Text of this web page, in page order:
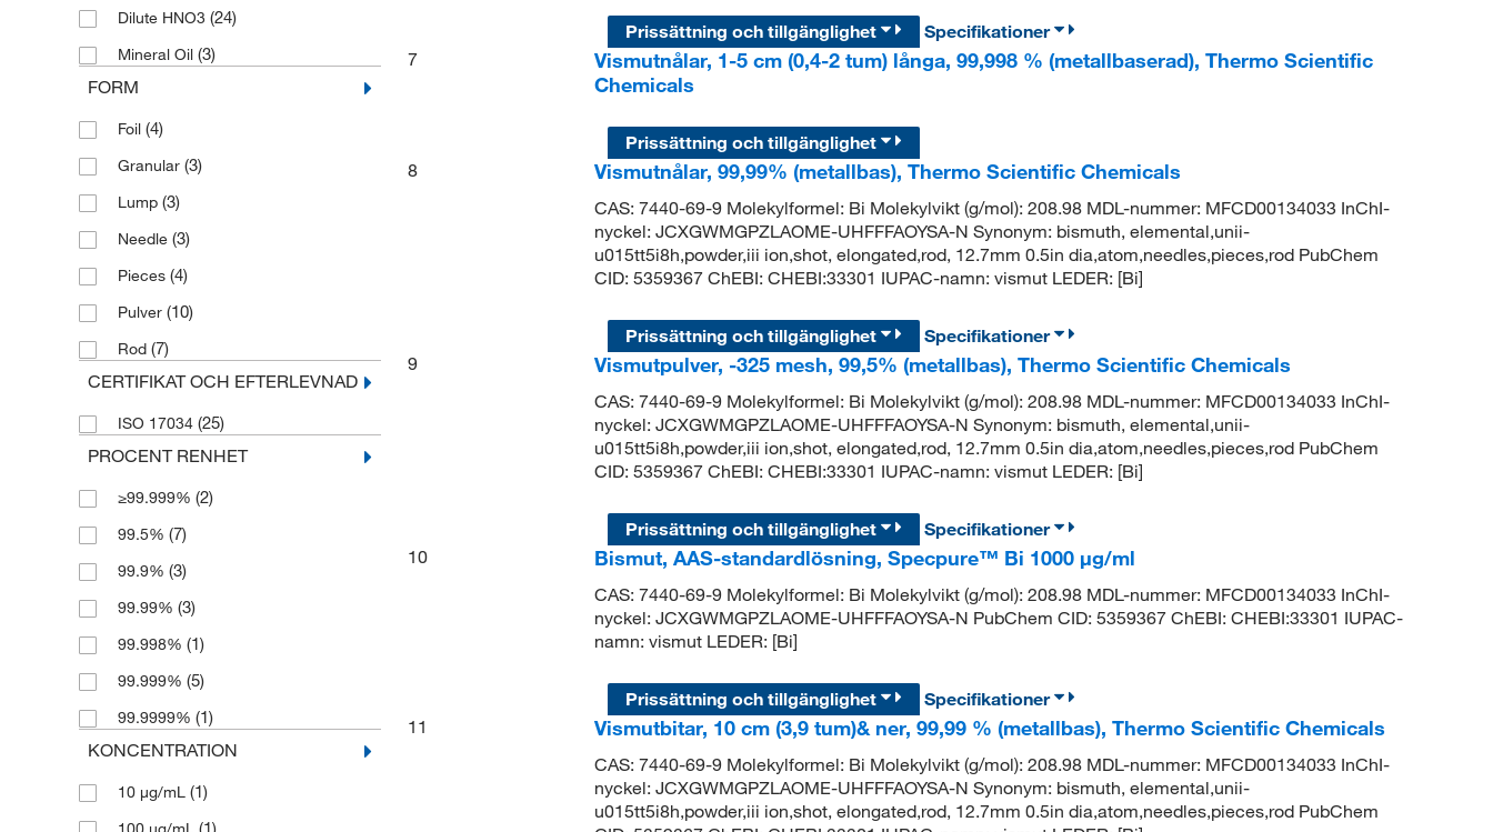
Dilute HNO3 (24)
Mineral Oil (3)
FORM
Foil (4)
Granular (3)
Lump (3)
Needle (3)
Pieces (4)
Pulver (10)
Rod (7)
CERTIFIKAT OCH EFTERLEVNAD
ISO 17034 (25)
PROCENT RENHET
≥99.999% (2)
99.5% (7)
99.9% (3)
99.99% (3)
99.998% (1)
99.999% (5)
99.9999% (1)
KONCENTRATION
10 μg/mL (1)
Prissättning och tillgänglighet
Specifikationer
7
Vismutnålar, 1-5 cm (0,4-2 tum) långa, 99,998 % (metallbaserad), Thermo Scientific
Chemicals
Prissättning och tillgänglighet
8
Vismutnålar, 99,99% (metallbas), Thermo Scientific Chemicals
CAS: 7440-69-9 Molekylformel: Bi Molekylvikt (g/mol): 208.98 MDL-nummer: MFCD00134033 InChI-
nyckel: JCXGWMGPZLAOME-UHFFFAOYSA-N Synonym: bismuth, elemental,unii-
u015tt5i8h,powder,iii ion,shot, elongated,rod, 12.7mm 0.5in dia,atom,needles,pieces,rod PubChem
CID: 5359367 ChEBI: CHEBI:33301 IUPAC-namn: vismut LEDER: [Bi]
Prissättning och tillgänglighet
Specifikationer
9
Vismutpulver, -325 mesh, 99,5% (metallbas), Thermo Scientific Chemicals
CAS: 7440-69-9 Molekylformel: Bi Molekylvikt (g/mol): 208.98 MDL-nummer: MFCD00134033 InChI-
nyckel: JCXGWMGPZLAOME-UHFFFAOYSA-N Synonym: bismuth, elemental,unii-
u015tt5i8h,powder,iii ion,shot, elongated,rod, 12.7mm 0.5in dia,atom,needles,pieces,rod PubChem
CID: 5359367 ChEBI: CHEBI:33301 IUPAC-namn: vismut LEDER: [Bi]
Prissättning och tillgänglighet
Specifikationer
10
Bismut, AAS-standardlösning, Specpure™ Bi 1000 μg/ml
CAS: 7440-69-9 Molekylformel: Bi Molekylvikt (g/mol): 208.98 MDL-nummer: MFCD00134033 InChI-
nyckel: JCXGWMGPZLAOME-UHFFFAOYSA-N PubChem CID: 5359367 ChEBI: CHEBI:33301 IUPAC-
namn: vismut LEDER: [Bi]
Prissättning och tillgänglighet
Specifikationer
11
Vismutbitar, 10 cm (3,9 tum)& ner, 99,99 % (metallbas), Thermo Scientific Chemicals
CAS: 7440-69-9 Molekylformel: Bi Molekylvikt (g/mol): 208.98 MDL-nummer: MFCD00134033 InChI-
nyckel: JCXGWMGPZLAOME-UHFFFAOYSA-N Synonym: bismuth, elemental,unii-
u015tt5i8h,powder,iii ion,shot, elongated,rod, 12.7mm 0.5in dia,atom,needles,pieces,rod PubChem